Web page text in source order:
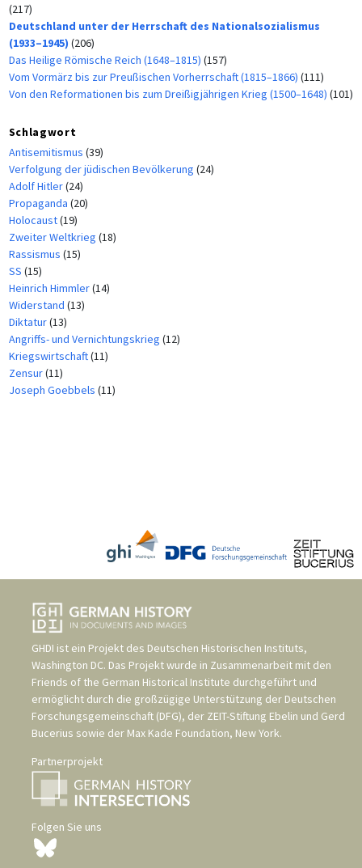
(217)
Deutschland unter der Herrschaft des Nationalsozialismus
(1933–1945) (206)
Das Heilige Römische Reich (1648–1815) (157)
Vom Vormärz bis zur Preußischen Vorherrschaft (1815–1866) (111)
Von den Reformationen bis zum Dreißigjährigen Krieg (1500–1648) (101)
Schlagwort
Antisemitismus (39)
Verfolgung der jüdischen Bevölkerung (24)
Adolf Hitler(24)
Propaganda (20)
Holocaust(19)
Zweiter Weltkrieg (18)
Rassismus (15)
SS (15)
Heinrich Himmler(14)
Widerstand (13)
Diktatur(13)
Angriffs- und Vernichtungskrieg (12)
Kriegswirtschaft(11)
Zensur(11)
Joseph Goebbels (11)
GHDI ist ein Projekt des Deutschen Historischen Instituts,
Washington DC. Das Projekt wurde in Zusammenarbeit mit den
Friends of the German Historical Institute durchgeführt und
ermöglicht durch die großzügige Unterstützung der Deutschen
Forschungsgemeinschaft (DFG), der ZEIT-Stiftung Ebelin und Gerd
Bucerius sowie der Max Kade Foundation, New York.
Partnerprojekt
Folgen Sie uns